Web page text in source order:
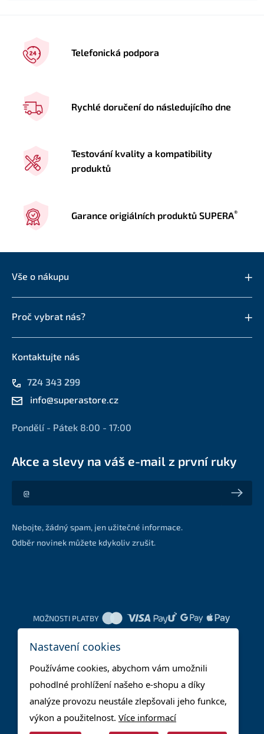
Telefonická podpora
Rychlé doručení do následujícího dne
Testování kvality a kompatibility
produktů
Garance origiálních produktů SUPERA®
Vše o nákupu
Proč vybrat nás?
Kontaktujte nás
724 343 299
info@superastore.cz
Pondělí - Pátek 8:00 - 17:00
Akce a slevy na váš e-mail z první ruky
Akce a slevy na váš e-mail z první ruky
Nebojte, žádný spam, jen užitečné informace.
Odběr novinek můžete kdykoliv zrušit.
MOŽNOSTI PLATBY
Nastavení cookies
Používáme cookies, abychom vám umožnili
pohodlné prohlížení našeho e-shopu a díky
analýze provozu neustále zlepšovali jeho funkce,
výkon a použitelnost. Více informací